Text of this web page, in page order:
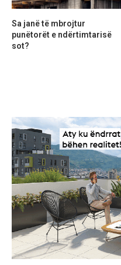
Sa janë të mbrojtur
punëtorët e ndërtimtarisë
sot?